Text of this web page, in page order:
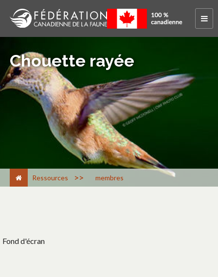
Chouette rayée
Ressources > membres
Fond d'écran